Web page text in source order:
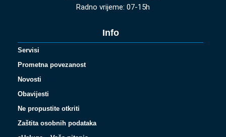
Radno vrijeme: 07-15h
Info
Servisi
Prometna povezanost
Novosti
Obavijesti
Ne propustite otkriti
Zaštita osobnih podataka